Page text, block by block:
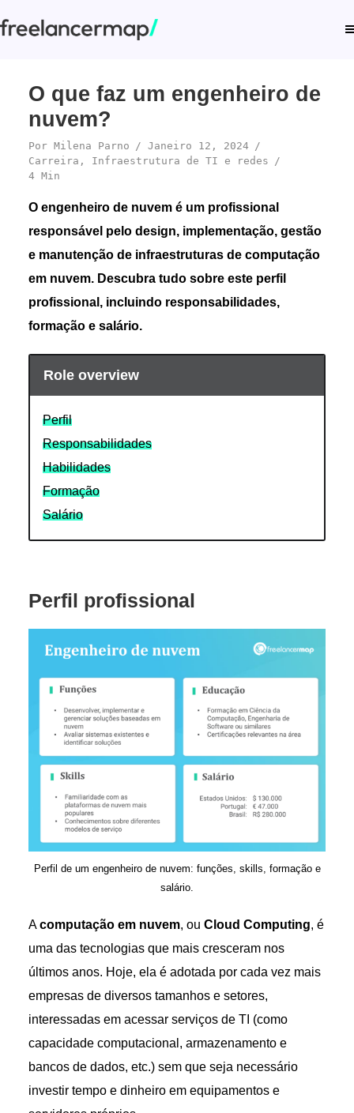
O que faz um engenheiro de
nuvem?
Por Milena Parno
Janeiro 12, 2024
Carreira , Infraestrutura de TI e redes
4 Min
O engenheiro de nuvem é um profissional
responsável pelo design, implementação, gestão
e manutenção de infraestruturas de computação
em nuvem. Descubra tudo sobre este perfil
profissional, incluindo responsabilidades,
formação e salário.
Role overview
Perfil
Responsabilidades
Habilidades
Formação
Salário
Perfil profissional
Perfil de um engenheiro de nuvem: funções, skills, formação e
salário.
Acomputação em nuvem, ou Cloud Computing, é
uma das tecnologias que mais cresceram nos
últimos anos. Hoje, ela é adotada por cada vez mais
empresas de diversos tamanhos e setores,
interessadas em acessar serviços de TI (como
capacidade computacional, armazenamento e
bancos de dados, etc.) sem que seja necessário
investir tempo e dinheiro em equipamentos e